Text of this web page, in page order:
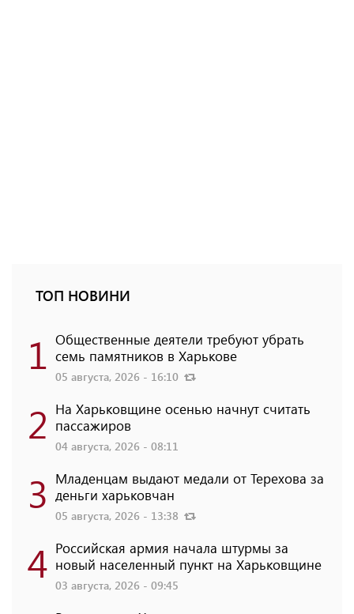
ТОП НОВИНИ
1 Общественные деятели требуют убрать
семь памятников в Харькове
05 августа, 2026 - 16:10
2 На Харьковщине осенью начнут считать
пассажиров
04 августа, 2026 - 08:11
3 Младенцам выдают медали от Терехова за
деньги харьковчан
05 августа, 2026 - 13:38
4 Российская армия начала штурмы за
новый населенный пункт на Харьковщине
03 августа, 2026 - 09:45